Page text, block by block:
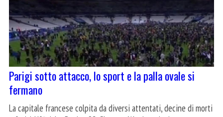
Parigi sotto attacco, lo sport e la palla ovale si
fermano
La capitale francese colpita da diversi attentati, decine di morti